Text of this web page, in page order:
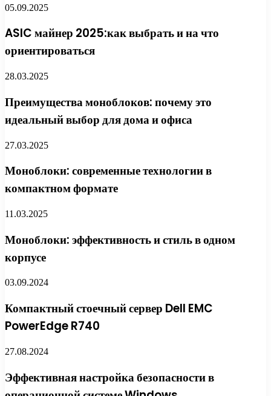
05.09.2025
ASIC майнер 2025:как выбрать и на что
ориентироваться
28.03.2025
Преимущества моноблоков: почему это
идеальный выбор для дома и офиса
27.03.2025
Моноблоки: современные технологии в
компактном формате
11.03.2025
Моноблоки: эффективность и стиль в одном
корпусе
03.09.2024
Компактный стоечный сервер Dell EMC
PowerEdge R740
27.08.2024
Эффективная настройка безопасности в